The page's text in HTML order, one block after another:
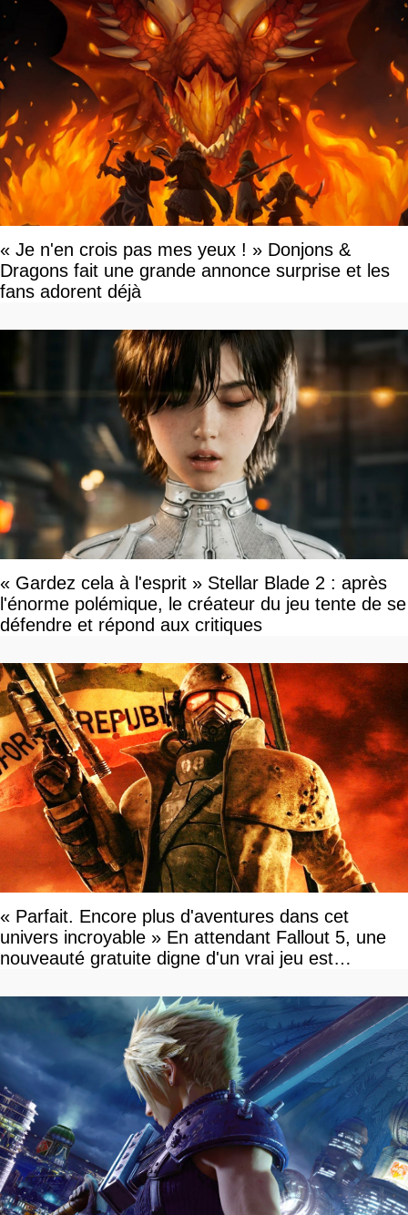
« Je n'en crois pas mes yeux ! » Donjons &
Dragons fait une grande annonce surprise et les
fans adorent déjà
« Gardez cela à l'esprit » Stellar Blade 2 : après
l'énorme polémique, le créateur du jeu tente de se
défendre et répond aux critiques
« Parfait. Encore plus d'aventures dans cet
univers incroyable » En attendant Fallout 5, une
nouveauté gratuite digne d'un vrai jeu est